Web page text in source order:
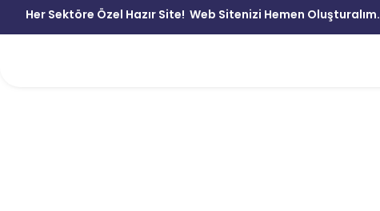
Her Sektöre Özel Hazır Site! Web Sitenizi Hemen Oluşturalım.